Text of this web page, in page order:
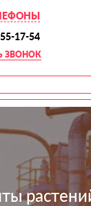
17-54
ЗВОНОК